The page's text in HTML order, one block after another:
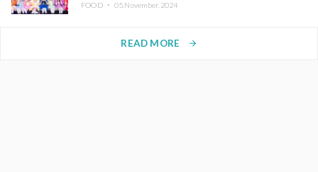
FOOD ・ 05.November.2024
READ MORE arrow_forward